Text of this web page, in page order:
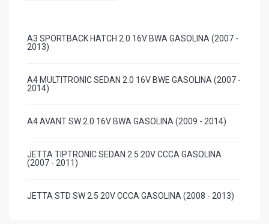
A3 SPORTBACK HATCH 2.0 16V BWA GASOLINA (2007 -
2013)
A4 MULTITRONIC SEDAN 2.0 16V BWE GASOLINA (2007 -
2014)
A4 AVANT SW 2.0 16V BWA GASOLINA (2009 - 2014)
JETTA TIPTRONIC SEDAN 2.5 20V CCCA GASOLINA
(2007 - 2011)
JETTA STD SW 2.5 20V CCCA GASOLINA (2008 - 2013)